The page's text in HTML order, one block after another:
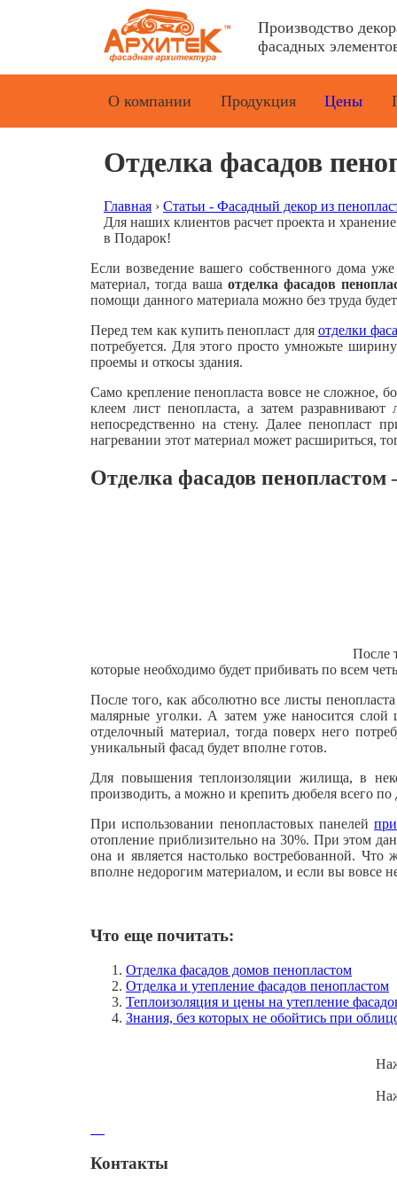
Производство
фасадных
О компании Продукция Цены
Отделка фасадов
Главная › Статьи - Фасадный декор из
Для наших клиентов расчет проекта и
в Подарок!
Если возведение вашего собственного дома
материал, тогда ваша отделка фасадов
помощи данного материала можно без труда
Перед тем как купить пенопласт для отделки
потребуется. Для этого просто умножьте
проемы и откосы здания.
Само крепление пенопласта вовсе не сложное,
клеем лист пенопласта, а затем
непосредственно на стену. Далее
нагревании этот материал может расшириться,
Отделка фасадов пенопластом
После
которые необходимо будет прибивать по всем
После того, как абсолютно все листы
малярные уголки. А затем уже наносится
отделочный материал, тогда поверх него
уникальный фасад будет вполне готов.
Для повышения теплоизоляции жилища, в
производить, а можно и крепить дюбеля всего
При использовании пенопластовых панелей
отопление приблизительно на 30%. При этом
она и является настолько востребованной.
вполне недорогим материалом, и если вы вовсе
Что еще почитать:
Отделка фасадов домов пенопластом
Отделка и утепление фасадов пенопластом
Теплоизоляция и цены на утепление
Знания, без которых не обойтись при
Контакты